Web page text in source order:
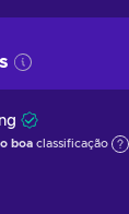
boa classificação